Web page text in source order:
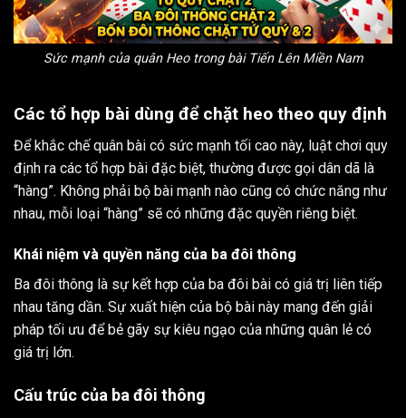
Sức mạnh của quân Heo trong bài Tiến Lên Miền Nam
Các tổ hợp bài dùng để chặt heo theo quy định
Để khắc chế quân bài có sức mạnh tối cao này, luật chơi quy
định ra các tổ hợp bài đặc biệt, thường được gọi dân dã là
“hàng”. Không phải bộ bài mạnh nào cũng có chức năng như
nhau, mỗi loại “hàng” sẽ có những đặc quyền riêng biệt.
Khái niệm và quyền năng của ba đôi thông
Ba đôi thông là sự kết hợp của ba đôi bài có giá trị liên tiếp
nhau tăng dần. Sự xuất hiện của bộ bài này mang đến giải
pháp tối ưu để bẻ gãy sự kiêu ngạo của những quân lẻ có
giá trị lớn.
Cấu trúc của ba đôi thông